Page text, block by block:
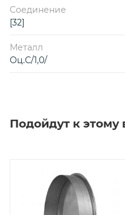
Соединение
[32]
Металл
Оц.С/1,0/
Подойдут к этому